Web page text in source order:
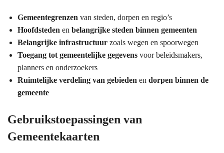
Gemeentegrenzen van steden, dorpen en regio’s
Hoofdsteden en belangrijke steden binnen gemeenten
Belangrijke infrastructuur zoals wegen en spoorwegen
Toegang tot gemeentelijke gegevens voor beleidsmakers,
planners en onderzoekers
Ruimtelijke verdeling van gebieden en dorpen binnen de
gemeente
Gebruikstoepassingen van
Gemeentekaarten